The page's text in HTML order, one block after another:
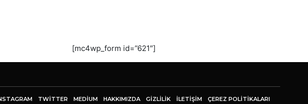
[mc4wp_form id=”621″]
TWITTER MEDIUM HAKKIMIZDA GİZLİLİK İLETIŞIM ÇEREZ POLITIKALARI